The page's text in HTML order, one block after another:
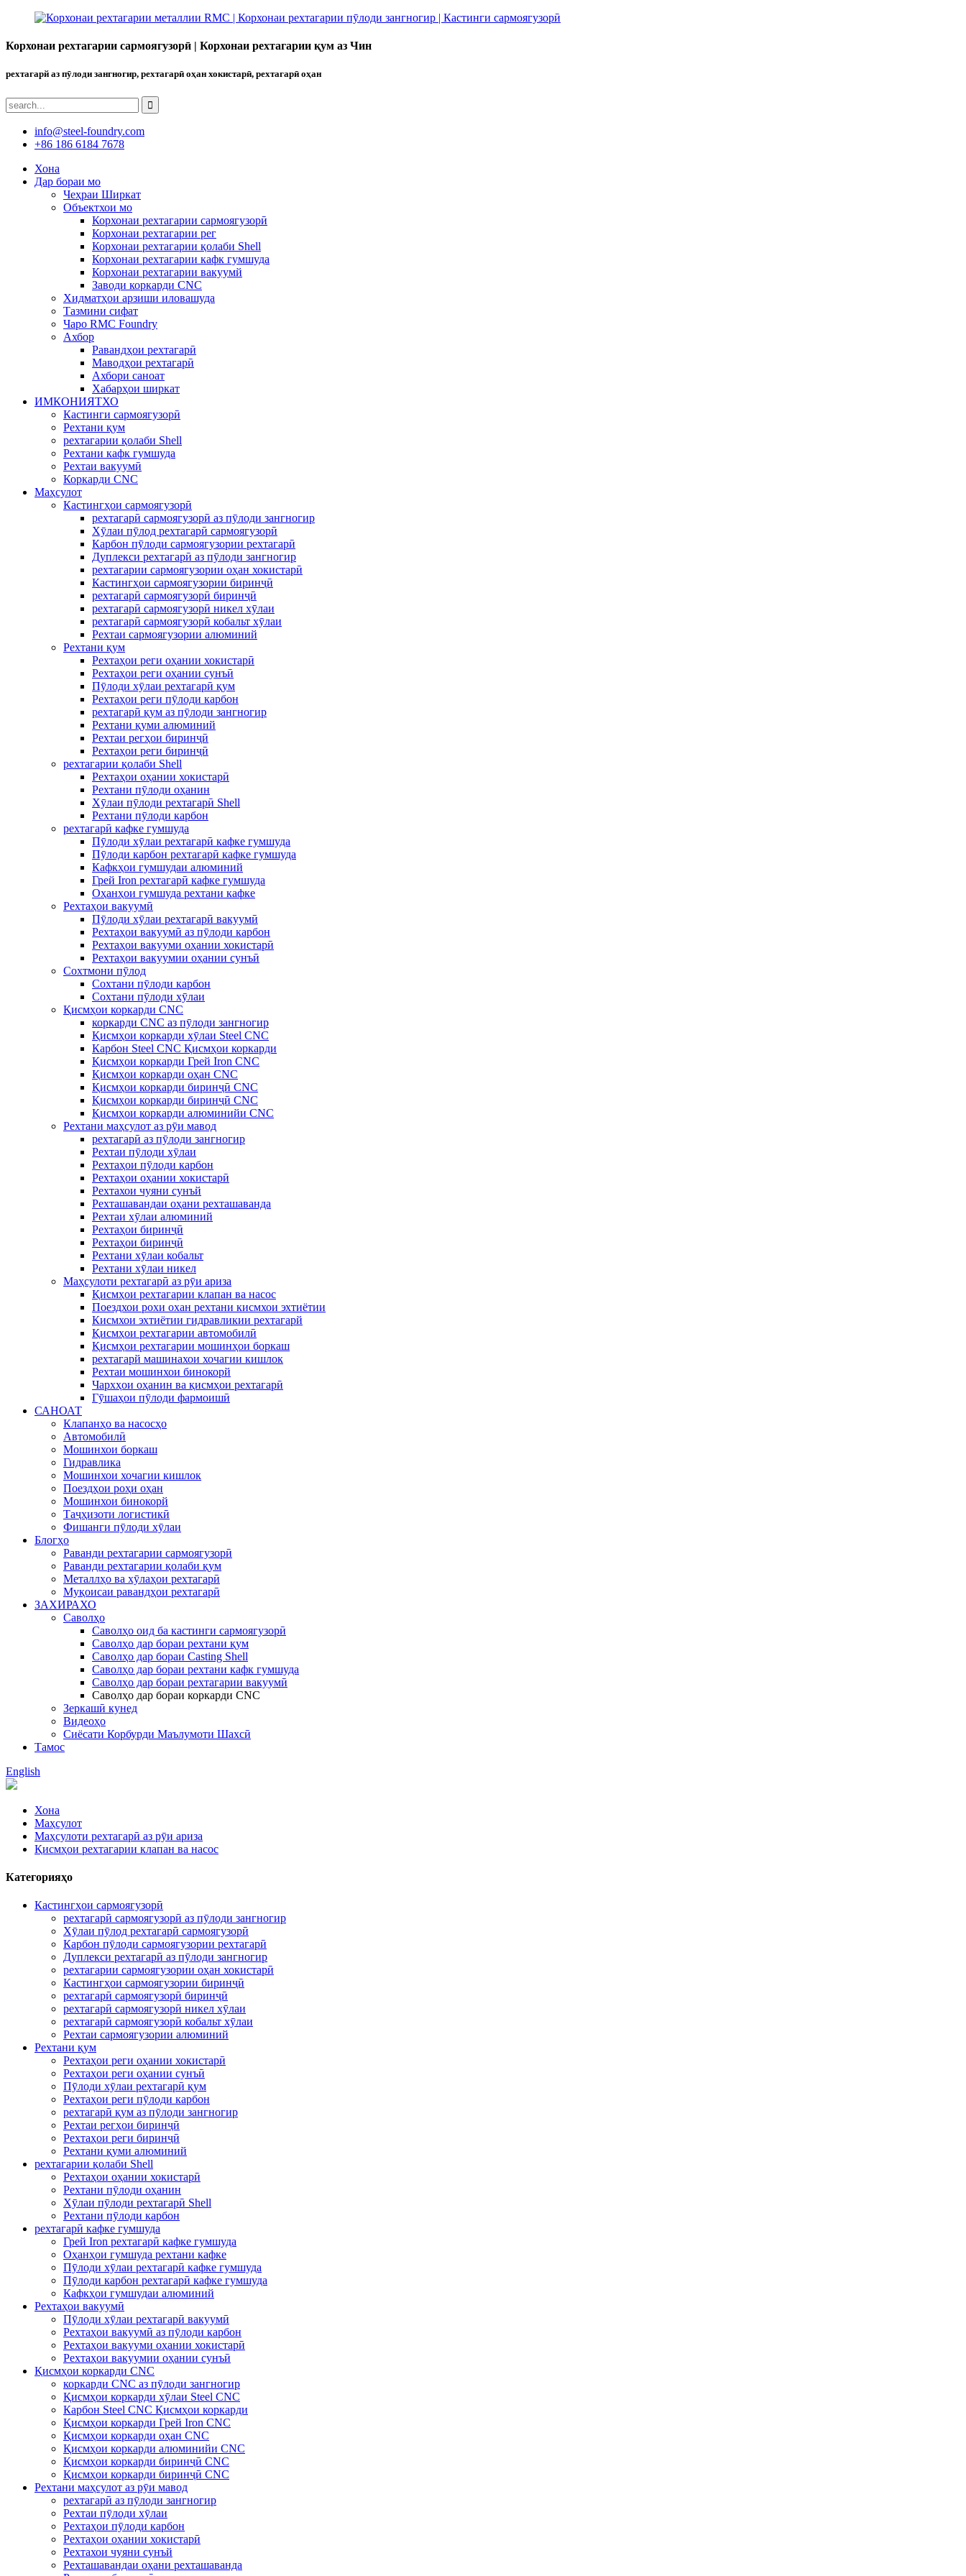
Корхонаи рехтагарии сармоягузорӣ | Корхонаи рехтагарии қум аз Чин
рехтагарй аз пӯлоди зангногир, рехтагарӣ оҳан хокистарӣ, рехтагарӣ оҳан
info@steel-foundry.com
+86 186 6184 7678
Хона
Дар бораи мо
Чеҳраи Ширкат
Объектхои мо
Корхонаи рехтагарии сармоягузорӣ
Корхонаи рехтагарии рег
Корхонаи рехтагарии қолаби Shell
Корхонаи рехтагарии кафк гумшуда
Корхонаи рехтагарии вакуумй
Заводи коркарди CNC
Хидматҳои арзиши иловашуда
Тазмини сифат
Чаро RMC Foundry
Ахбор
Равандҳои рехтагарӣ
Маводҳои рехтагарӣ
Ахбори саноат
Хабарҳои ширкат
ИМКОНИЯТХО
Кастинги сармоягузорӣ
Рехтани қум
рехтагарии қолаби Shell
Рехтани кафк гумшуда
Рехтаи вакуумӣ
Коркарди CNC
Маҳсулот
Кастингҳои сармоягузорӣ
рехтагарӣ сармоягузорӣ аз пӯлоди зангногир
Хӯлаи пӯлод рехтагарӣ сармоягузорӣ
Карбон пӯлоди сармоягузории рехтагарӣ
Дуплекси рехтагарӣ аз пӯлоди зангногир
рехтагарии сармоягузории оҳан хокистарӣ
Кастингҳои сармоягузории биринҷӣ
рехтагарӣ сармоягузорӣ биринҷӣ
рехтагарӣ сармоягузорӣ никел хӯлаи
рехтагарӣ сармоягузорӣ кобальт хӯлаи
Рехтаи сармоягузории алюминий
Рехтани қум
Рехтаҳои реги оҳании хокистарӣ
Рехтаҳои реги оҳании сунъӣ
Пӯлоди хӯлаи рехтагарӣ қум
Рехтаҳои реги пӯлоди карбон
рехтагарӣ қум аз пӯлоди зангногир
Рехтани қуми алюминий
Рехтаи регҳои биринҷӣ
Рехтаҳои реги биринҷӣ
рехтагарии қолаби Shell
Рехтаҳои оҳании хокистарӣ
Рехтани пӯлоди оҳанин
Хӯлаи пӯлоди рехтагарӣ Shell
Рехтани пӯлоди карбон
рехтагарӣ кафке гумшуда
Пӯлоди хӯлаи рехтагарӣ кафке гумшуда
Пӯлоди карбон рехтагарӣ кафке гумшуда
Кафкҳои гумшудаи алюминий
Грей Iron рехтагарӣ кафке гумшуда
Оҳанҳои гумшуда рехтани кафке
Рехтаҳои вакуумӣ
Пӯлоди хӯлаи рехтагарӣ вакуумӣ
Рехтаҳои вакуумӣ аз пӯлоди карбон
Рехтаҳои вакууми оҳании хокистарӣ
Рехтаҳои вакуумии оҳании сунъӣ
Сохтмони пӯлод
Сохтани пӯлоди карбон
Сохтани пӯлоди хӯлаи
Қисмҳои коркарди CNC
коркарди CNC аз пӯлоди зангногир
Қисмҳои коркарди хӯлаи Steel CNC
Карбон Steel CNC Қисмҳои коркарди
Қисмҳои коркарди Грей Iron CNC
Қисмҳои коркарди оҳан CNC
Қисмҳои коркарди биринҷӣ CNC
Қисмҳои коркарди биринҷӣ CNC
Қисмҳои коркарди алюминийи CNC
Рехтани маҳсулот аз рӯи мавод
рехтагарӣ аз пӯлоди зангногир
Рехтаи пӯлоди хӯлаи
Рехтаҳои пӯлоди карбон
Рехтаҳои оҳании хокистарӣ
Рехтахои чуяни сунъй
Рехташавандаи оҳани рехташаванда
Рехтаи хӯлаи алюминий
Рехтаҳои биринҷӣ
Рехтаҳои биринҷӣ
Рехтани хӯлаи кобальт
Рехтани хӯлаи никел
Маҳсулоти рехтагарӣ аз рӯи ариза
Қисмҳои рехтагарии клапан ва насос
Поездхои рохи охан рехтани кисмхои эхтиётии
Кисмхои эхтиётии гидравликии рехтагарй
Қисмҳои рехтагарии автомобилӣ
Қисмҳои рехтагарии мошинҳои боркаш
рехтагарй машинахои хочагии кишлок
Рехтаи мошинхои бинокорй
Чархҳои оҳанин ва қисмҳои рехтагарӣ
Гӯшаҳои пӯлоди фармоишӣ
САНОАТ
Клапанҳо ва насосҳо
Автомобилӣ
Мошинхои боркаш
Гидравлика
Мошинхои хочагии кишлок
Поездҳои роҳи оҳан
Мошинхои бинокорй
Таҷҳизоти логистикӣ
Фишанги пӯлоди хӯлаи
Блогҳо
Раванди рехтагарии сармоягузорӣ
Раванди рехтагарии қолаби қум
Металлҳо ва хӯлаҳои рехтагарӣ
Муқоисаи равандҳои рехтагарӣ
ЗАХИРАХО
Саволҳо
Саволҳо оид ба кастинги сармоягузорӣ
Саволҳо дар бораи рехтани қум
Саволҳо дар бораи Casting Shell
Саволҳо дар бораи рехтани кафк гумшуда
Саволҳо дар бораи рехтагарии вакуумӣ
Саволҳо дар бораи коркарди CNC
Зеркашӣ кунед
Видеоҳо
Сиёсати Корбурди Маълумоти Шахсӣ
Тамос
English
Хона
Маҳсулот
Маҳсулоти рехтагарӣ аз рӯи ариза
Қисмҳои рехтагарии клапан ва насос
Категорияҳо
Кастингҳои сармоягузорӣ
рехтагарӣ сармоягузорӣ аз пӯлоди зангногир
Хӯлаи пӯлод рехтагарӣ сармоягузорӣ
Карбон пӯлоди сармоягузории рехтагарӣ
Дуплекси рехтагарӣ аз пӯлоди зангногир
рехтагарии сармоягузории оҳан хокистарӣ
Кастингҳои сармоягузории биринҷӣ
рехтагарӣ сармоягузорӣ биринҷӣ
рехтагарӣ сармоягузорӣ никел хӯлаи
рехтагарӣ сармоягузорӣ кобальт хӯлаи
Рехтаи сармоягузории алюминий
Рехтани қум
Рехтаҳои реги оҳании хокистарӣ
Рехтаҳои реги оҳании сунъӣ
Пӯлоди хӯлаи рехтагарӣ қум
Рехтаҳои реги пӯлоди карбон
рехтагарӣ қум аз пӯлоди зангногир
Рехтаи регҳои биринҷӣ
Рехтаҳои реги биринҷӣ
Рехтани қуми алюминий
рехтагарии қолаби Shell
Рехтаҳои оҳании хокистарӣ
Рехтани пӯлоди оҳанин
Хӯлаи пӯлоди рехтагарӣ Shell
Рехтани пӯлоди карбон
рехтагарӣ кафке гумшуда
Грей Iron рехтагарӣ кафке гумшуда
Оҳанҳои гумшуда рехтани кафке
Пӯлоди хӯлаи рехтагарӣ кафке гумшуда
Пӯлоди карбон рехтагарӣ кафке гумшуда
Кафкҳои гумшудаи алюминий
Рехтаҳои вакуумӣ
Пӯлоди хӯлаи рехтагарӣ вакуумӣ
Рехтаҳои вакуумӣ аз пӯлоди карбон
Рехтаҳои вакууми оҳании хокистарӣ
Рехтаҳои вакуумии оҳании сунъӣ
Қисмҳои коркарди CNC
коркарди CNC аз пӯлоди зангногир
Қисмҳои коркарди хӯлаи Steel CNC
Карбон Steel CNC Қисмҳои коркарди
Қисмҳои коркарди Грей Iron CNC
Қисмҳои коркарди оҳан CNC
Қисмҳои коркарди алюминийи CNC
Қисмҳои коркарди биринҷӣ CNC
Қисмҳои коркарди биринҷӣ CNC
Рехтани маҳсулот аз рӯи мавод
рехтагарӣ аз пӯлоди зангногир
Рехтаи пӯлоди хӯлаи
Рехтаҳои пӯлоди карбон
Рехтаҳои оҳании хокистарӣ
Рехтахои чуяни сунъй
Рехташавандаи оҳани рехташаванда